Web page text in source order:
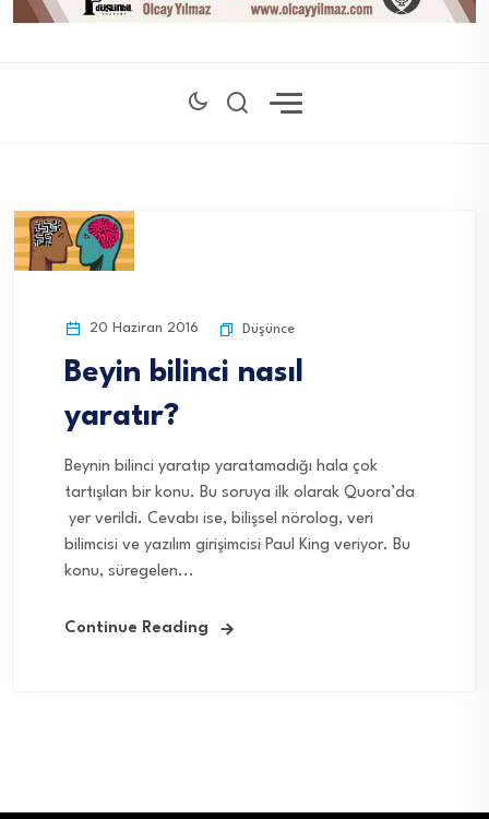
20 Haziran 2016 Düşünce
Beyin bilinci nasıl
yaratır?
Beynin bilinci yaratıp yaratamadığı hala çok
tartışılan bir konu. Bu soruya ilk olarak Quora’da
yer verildi. Cevabı ise, bilişsel nörolog, veri
bilimcisi ve yazılım girişimcisi Paul King veriyor. Bu
konu, süregelen...
Continue Reading